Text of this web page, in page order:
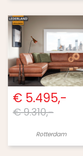
€ 5.495,-
€ 9.310,-
Rotterdam